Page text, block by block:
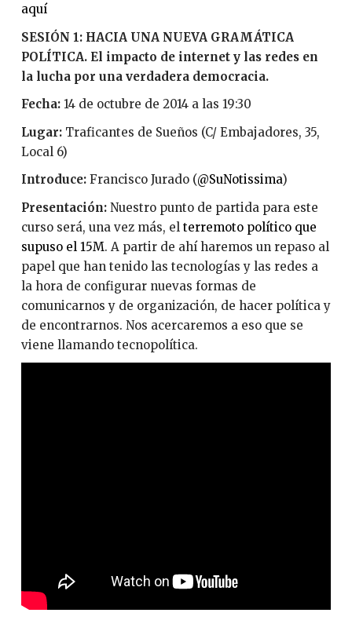
aquí
SESIÓN 1: HACIA UNA NUEVA GRAMÁTICA
POLÍTICA. El impacto de internet y las redes en
la lucha por una verdadera democracia.
Fecha:14 de octubre de 2014 a las 19:30
Lugar:Traficantes de Sueños (C/ Embajadores, 35,
Local 6)
Introduce:Francisco Jurado (@SuNotissima)
Presentación: Nuestro punto de partida para este
curso será, una vez más, el terremoto político que
supuso el 15M. A partir de ahí haremos un repaso al
papel que han tenido las tecnologías y las redes a
la hora de configurar nuevas formas de
comunicarnos y de organización, de hacer política y
de encontrarnos. Nos acercaremos a eso que se
viene llamando tecnopolítica.